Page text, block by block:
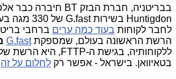
בבריטניה, חברת הבזק BT חיברה כבר
Huntigdon בשירותG.fast
לחבר לקוחות בעוד כמה ערים
הרשת הראשונה בעולם, שמספקתG.fast
ללקוחותיה, בגישת ה-FTTP, היא הרשת
בטאיוואן. בישראל - אפשר רק לחלום על זה